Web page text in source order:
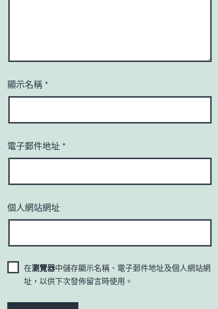
顯示名稱 *
電子郵件地址 *
個人網站網址
在瀏覽器中儲存顯示名稱、電子郵件地址及個人網站網
址，以供下次發佈留言時使用。